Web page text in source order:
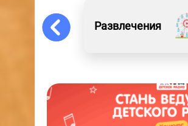
Развлечения